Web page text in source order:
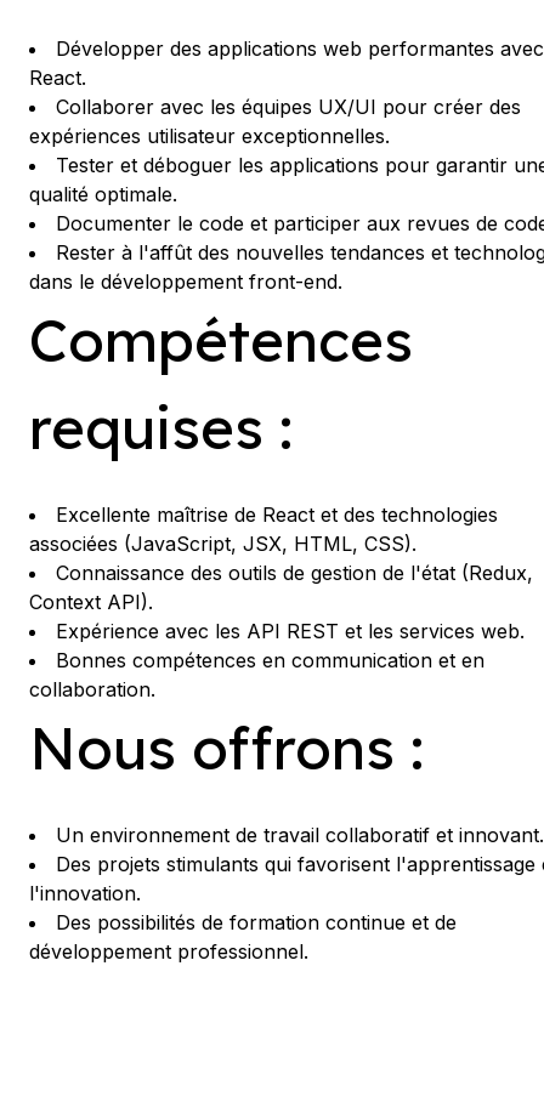
Développer des applications web performantes avec
React.
Collaborer avec les équipes UX/UI pour créer des
expériences utilisateur exceptionnelles.
Tester et déboguer les applications pour garantir
qualité optimale.
Documenter le code et participer aux revues de
Rester à l'affût des nouvelles tendances et
dans le développement front-end.
Compétences
requises :
Excellente maîtrise de React et des technologies
associées (JavaScript, JSX, HTML, CSS).
Connaissance des outils de gestion de l'état (Redux,
Context API).
Expérience avec les API REST et les services web.
Bonnes compétences en communication et en
collaboration.
Nous offrons :
Un environnement de travail collaboratif et innovant.
Des projets stimulants qui favorisent l'apprentissage
l'innovation.
Des possibilités de formation continue et de
développement professionnel.